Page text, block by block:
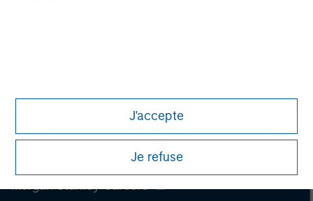
J'accepte
Je refuse
Morgan Stanley Careers